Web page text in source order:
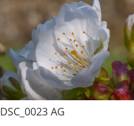
DSC_0023 AG